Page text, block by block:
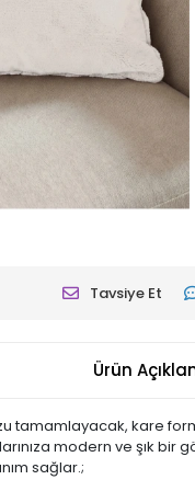
Tavsiye Et
Ürün
tamamlayacak, kare
modern ve şık
sağlar.;